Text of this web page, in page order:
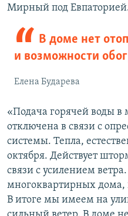
Мирный под
В доме нет
и возможности
Елена Бударева
«Подача горячей воды
отключена в связи с
системы. Тепла,
октября. Действует
связи с усилением
многоквартирных дома,
В итоге мы имеем на